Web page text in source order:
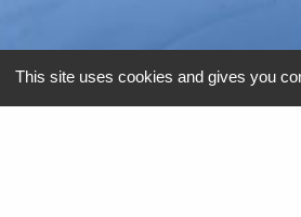
This site uses cookies and gives you